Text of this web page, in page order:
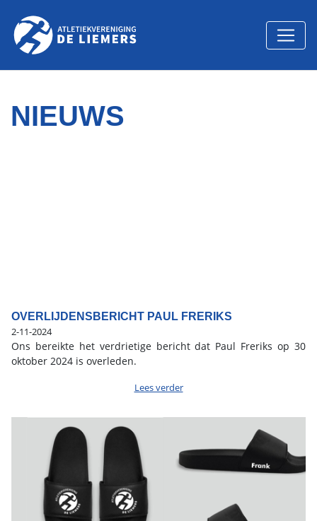
NIEUWS
OVERLIJDENSBERICHT PAUL FRERIKS
2-11-2024
Ons bereikte het verdrietige bericht dat Paul Freriks op 30
oktober 2024 is overleden.
Lees verder